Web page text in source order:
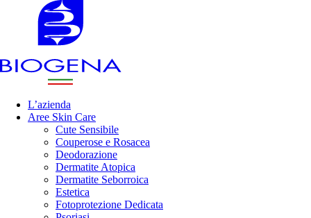
L’azienda
Aree Skin Care
Cute Sensibile
Couperose e Rosacea
Deodorazione
Dermatite Atopica
Dermatite Seborroica
Estetica
Fotoprotezione Dedicata